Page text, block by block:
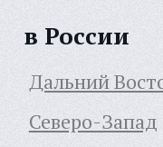
в России
Дальний
Северо-Запад